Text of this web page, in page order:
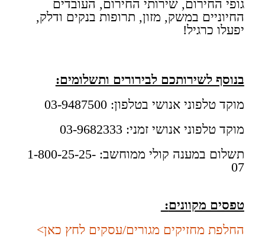
גופי החירום, שירותי החירום, העובדים
החיוניים במשק, מזון, תרופות בנקים ודלק,
יפעלו כרגיל!
בנוסף לשירותכם לבירורים ותשלומים:
מוקד טלפוני אנושי בטלפון: 03-9487500
מוקד טלפוני אנושי זמני: 03-9682333​
תשלום במענה קולי ממוחשב: 1-800-25-25-
07
טפסים מקוונים:
החלפת מחזיקים מגורים/עסקים לחץ כאן>